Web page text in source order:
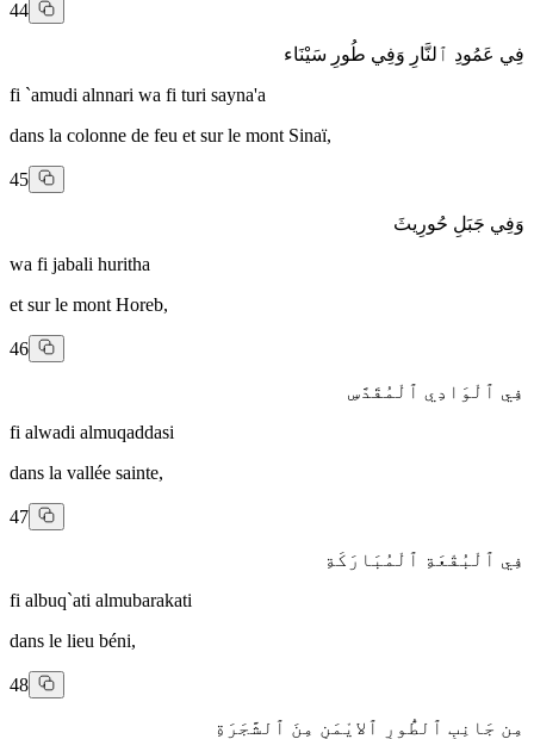
44
فِي عَمُودِ ٱلنَّارِ وَفِي طُورِ سَيْنَاء
fi `amudi alnnari wa fi turi sayna'a
dans la colonne de feu et sur le mont Sinaï,
45
وَفِي جَبَلِ حُورِيثَ
wa fi jabali huritha
et sur le mont Horeb,
46
فِي ٱلْوَادِي ٱلْمُقَدَّسِ
fi alwadi almuqaddasi
dans la vallée sainte,
47
فِي ٱلْبُقْعَةِ ٱلْمُبَارَكَةِ
fi albuq`ati almubarakati
dans le lieu béni,
48
مِن جَانِبِ ٱلطُّورِ ٱلايْمَنِ مِنَ ٱلشَّجَرَةِ